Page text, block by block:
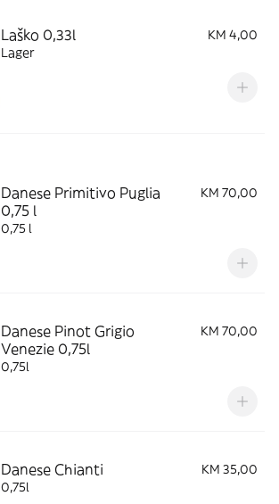
Laško 0,33l
KM 4,00
Lager
Danese Primitivo Puglia
0,75 l
KM 70,00
0,75 l
Danese Pinot Grigio
Venezie 0,75l
KM 70,00
0,75l
Danese Chianti
KM 35,00
0,75l